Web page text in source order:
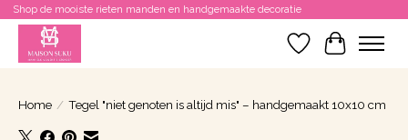
Shop de mooiste rieten manden en handgemaakte decoratie
Verlanglijst
Home / Tegel "niet genoten is altijd mis" – handgemaakt 10x10 cm